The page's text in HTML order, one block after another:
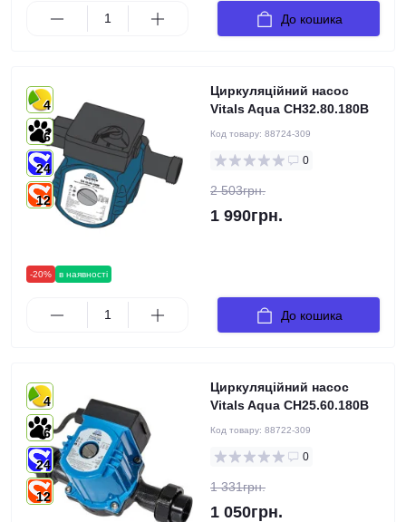
До кошика
-20% в наявності
4
6
24
12
Циркуляційний насос
Vitals Aqua CH32.80.180B
Код товару: 88724-309
0
2 503грн.
1 990грн.
До кошика
4
6
24
12
Циркуляційний насос
Vitals Aqua CH25.60.180B
Код товару: 88722-309
0
1 331грн.
1 050грн.